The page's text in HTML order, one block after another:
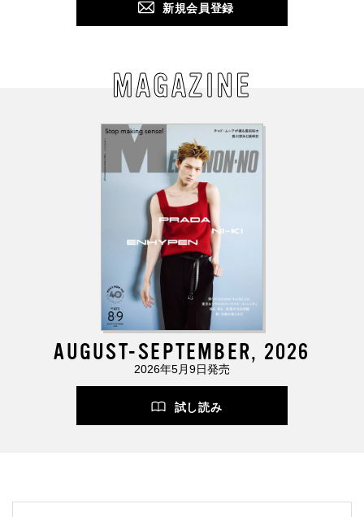
新規会員登録
MAGAZINE
AUGUST-SEPTEMBER, 2026
2026年5月9日発売
試し読み